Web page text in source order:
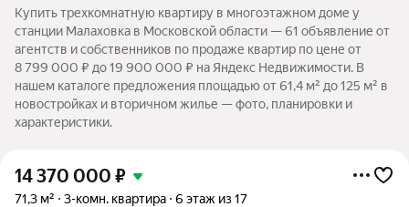
Купить трехкомнатную квартиру в многоэтажном доме у
станции Малаховка в Московской области — 61 объявление от
агентств и собственников по продаже квартир по цене от
8 799 000 ₽ до 19 900 000 ₽ на Яндекс Недвижимости. В
нашем каталоге предложения площадью от 61,4 м² до 125 м² в
новостройках и вторичном жилье — фото, планировки и
характеристики.
14 370 000 ₽
71,3 м² 3-комн. квартира 6 этаж из 17